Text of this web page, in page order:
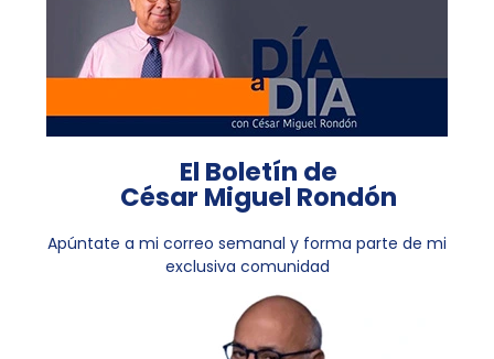
El Boletín de
César Miguel Rondón
Apúntate a mi correo semanal y forma parte de mi
exclusiva comunidad